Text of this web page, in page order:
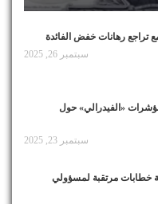
تراجع رهانات خفض الفائدة
سبتمبر 26, 2025
«الفيدرالي» حول
سبتمبر 23, 2025
خطابات مرتقبة لمسؤولي